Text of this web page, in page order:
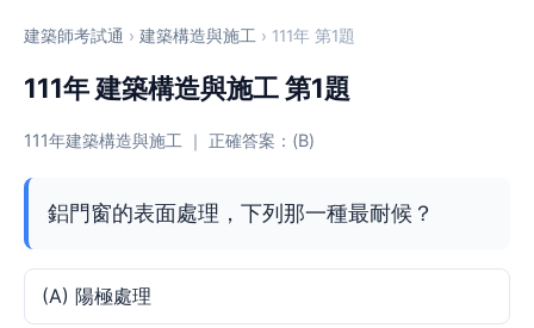
建築師考試通 › 建築構造與施工 › 111年 第1題
111年 建築構造與施工 第1題
111年建築構造與施工 ｜ 正確答案：(B)
鋁門窗的表面處理，下列那一種最耐候？
(A) 陽極處理